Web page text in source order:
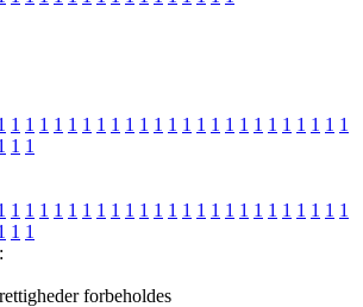
1 1 1 1 1 1 1 1 1 1 1 1 1 1 1 1 1 1 1 1 1 1 1 1
1 1
1 1 1 1 1 1 1 1 1 1 1 1 1 1 1 1 1 1 1 1 1 1 1 1
1 1
forbeholdes